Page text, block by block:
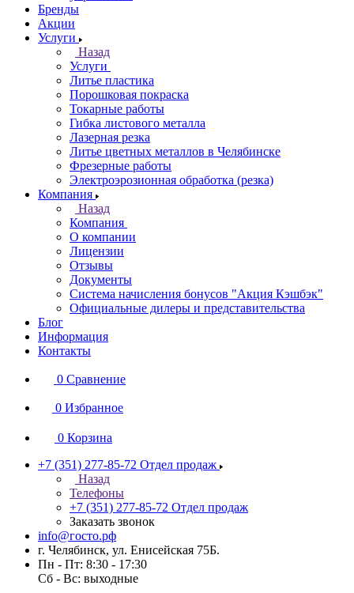
Бренды
Акции
Услуги
Назад
Услуги
Литье пластика
Порошковая покраска
Токарные работы
Гибка листового металла
Лазерная резка
Литье цветных металлов в Челябинске
Фрезерные работы
Электроэрозионная обработка (резка)
Компания
Назад
Компания
О компании
Лицензии
Отзывы
Документы
Система начисления бонусов "Акция Кэшбэк"
Официальные дилеры и представительства
Блог
Информация
Контакты
0 Сравнение
0 Избранное
0 Корзина
+7 (351) 277-85-72 Отдел продаж
Назад
Телефоны
+7 (351) 277-85-72 Отдел продаж
Заказать звонок
info@госто.рф
г. Челябинск, ул. Енисейская 75Б.
Пн - Пт: 8:30 - 17:30
Сб - Вс: выходные